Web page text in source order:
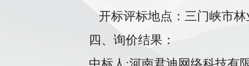
开标评标地点：三门峡市林
四、询价结果：